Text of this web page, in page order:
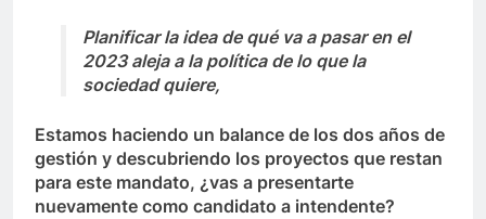
Planificar la idea de qué va a pasar en el
2023 aleja a la política de lo que la
sociedad quiere,
Estamos haciendo un balance de los dos años de
gestión y descubriendo los proyectos que restan
para este mandato, ¿vas a presentarte
nuevamente como candidato a intendente?